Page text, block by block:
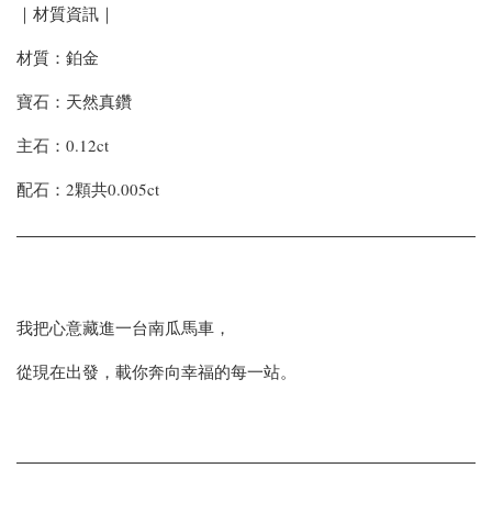
｜材質資訊｜
材質：鉑金
寶石：天然真鑽
主石：0.12ct
配石：2顆共0.005ct
我把心意藏進一台南瓜馬車，
從現在出發，載你奔向幸福的每一站。